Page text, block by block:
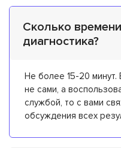
Сколько
диагностика?
Не более 15-20 минут.
не сами, а
службой, то с вами
обсуждения всех